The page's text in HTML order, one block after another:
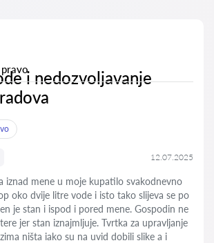
i nedozvoljavanje
12.07.2025
iznad mene u moje kupatilo svakodnevno
oko dvije litre vode i isto tako slijeva se po
je stan i ispod i pored mene. Gospodin ne
jer stan iznajmljuje. Tvrtka za upravljanje
ništa iako su na uvid dobili slike a i